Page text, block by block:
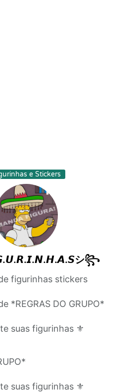
e Stickers
シ︎꧂
figurinhas stickers
*REGRAS DO GRUPO*
suas figurinhas ⚜️
suas figurinhas ⚜️